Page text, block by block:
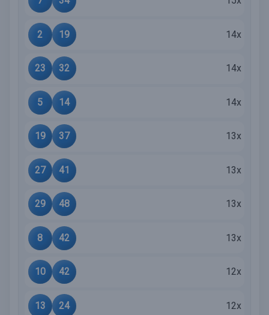
2 19 14x
23 32 14x
5 14 14x
19 37 13x
27 41 13x
29 48 13x
8 42 13x
10 42 12x
13 24 12x